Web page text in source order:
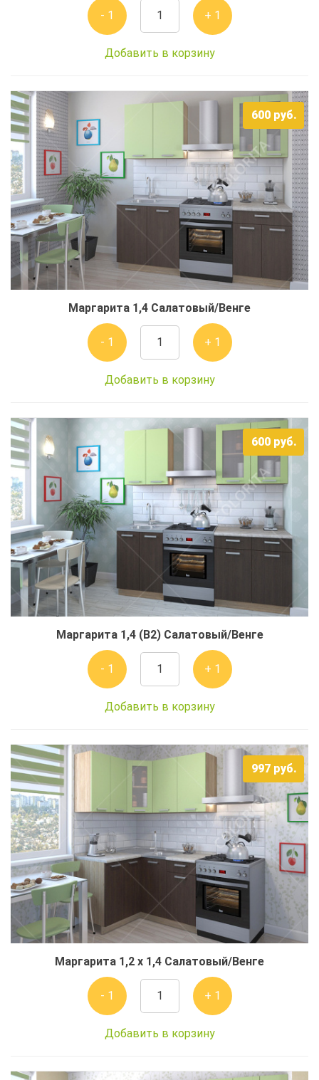
- 1 + 1
Добавить в корзину
600 руб.
Маргарита 1,4 Салатовый/Венге
- 1 + 1
Добавить в корзину
600 руб.
Маргарита 1,4 (В2) Салатовый/Венге
- 1 + 1
Добавить в корзину
997 руб.
Маргарита 1,2 x 1,4 Салатовый/Венге
- 1 + 1
Добавить в корзину